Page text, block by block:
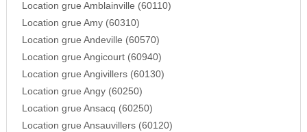
Location grue Amblainville (60110)
Location grue Amy (60310)
Location grue Andeville (60570)
Location grue Angicourt (60940)
Location grue Angivillers (60130)
Location grue Angy (60250)
Location grue Ansacq (60250)
Location grue Ansauvillers (60120)